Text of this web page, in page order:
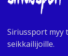
Siriussport myy
seikkailijoille.